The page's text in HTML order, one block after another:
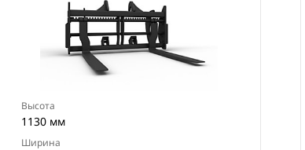
Высота
1130 мм
Ширина